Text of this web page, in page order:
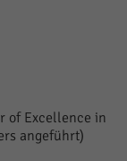
of Excellence in
angeführt)